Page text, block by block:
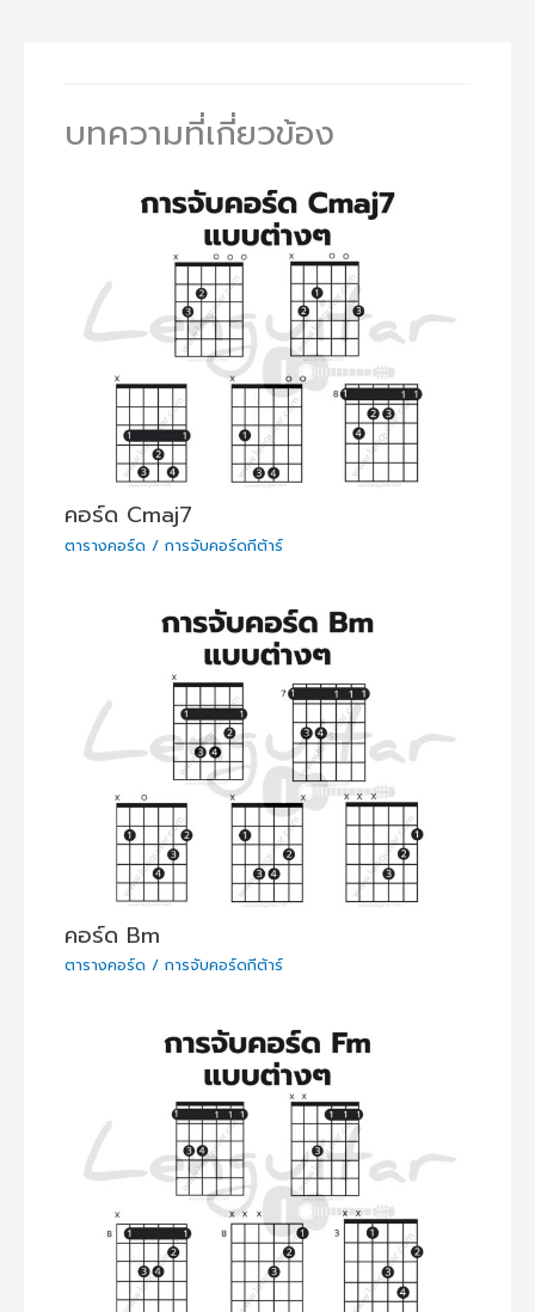
บทความที่เกี่ยวข้อง
คอร์ด Cmaj7
ตารางคอร์ด / การจับคอร์ดกีต้าร์
คอร์ด Bm
ตารางคอร์ด / การจับคอร์ดกีต้าร์